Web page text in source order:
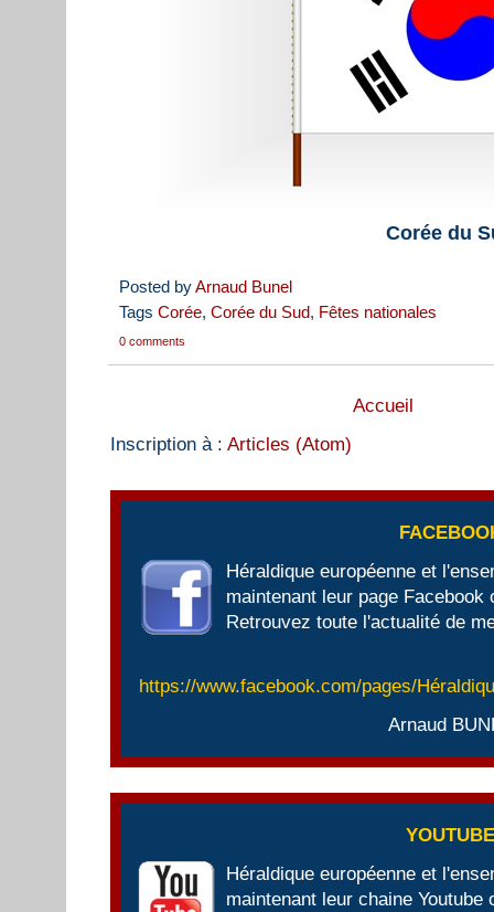
Corée du
Posted byArnaud Bunel
Tags Corée, Corée du Sud, Fêtes nationales
0 comments
Accueil
Inscription à : Articles (Atom)
Héraldique européenne et
maintenant leur page Facebook
Retrouvez toute l'actualité de
https://www.facebook.com/pages/
Arnaud
Héraldique européenne et
maintenant leur chaine Youtube